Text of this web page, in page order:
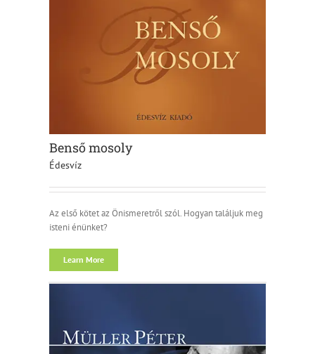
Benső mosoly
Édesvíz
Az első kötet az Önismeretről szól. Hogyan találjuk meg
isteni énünket?
Learn More